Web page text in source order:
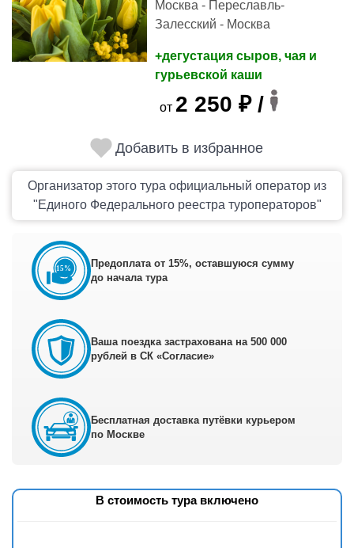
Москва - Переславль-
Залесский - Москва
+дегустация сыров, чая и
гурьевской каши
от 2 250 ₽ /
Добавить в избранное
Организатор этого тура официальный оператор из
"Единого Федерального реестра туроператоров"
Предоплата от 15%, оставшуюся сумму
до начала тура
Ваша поездка застрахована на 500 000
рублей в СК «Согласие»
Бесплатная доставка путёвки курьером
по Москве
В стоимость тура включено